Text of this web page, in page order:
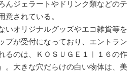
んジェラートやドリンク類などのテ
意されている。
いオリジナルグッズやエコ雑貨等を
プが受付になっており、エントラン
るのは、ＫＯＳＵＧＥ１︱１６の作
。大きな穴だらけの白い物体は、美